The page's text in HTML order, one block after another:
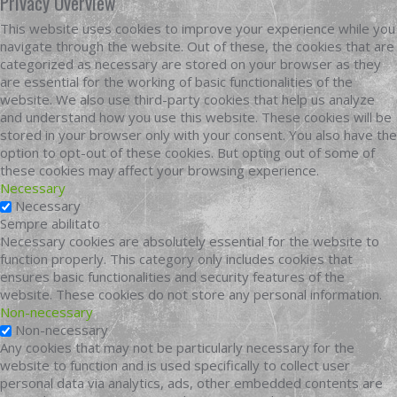
This website uses cookies to improve your experience while you
navigate through the website. Out of these, the cookies that are
categorized as necessary are stored on your browser as they
are essential for the working of basic functionalities of the
website. We also use third-party cookies that help us analyze
and understand how you use this website. These cookies will be
stored in your browser only with your consent. You also have the
option to opt-out of these cookies. But opting out of some of
these cookies may affect your browsing experience.
Necessary
Necessary
Sempre abilitato
Necessary cookies are absolutely essential for the website to
function properly. This category only includes cookies that
ensures basic functionalities and security features of the
website. These cookies do not store any personal information.
Non-necessary
Non-necessary
Any cookies that may not be particularly necessary for the
website to function and is used specifically to collect user
personal data via analytics, ads, other embedded contents are